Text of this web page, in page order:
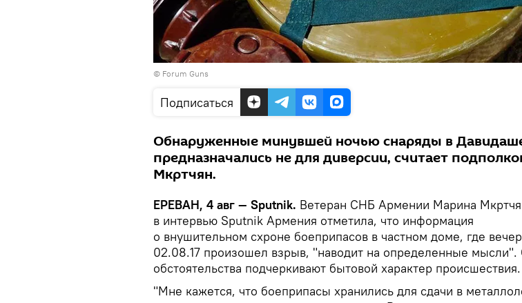
© Forum Guns
Подписаться
Обнаруженные минувшей ночью снаряды в
предназначались не для диверсии, считает
Мкртчян.
ЕРЕВАН, 4 авг — Sputnik. Ветеран СНБ Армении Марина
в интервью Sputnik Армения отметила, что информация
о внушительном схроне боеприпасов в частном доме, где
02.08.17 произошел взрыв, "наводит на определенные мысли".
обстоятельства подчеркивают бытовой характер происшествия.
"Мне кажется, что боеприпасы хранились для сдачи в